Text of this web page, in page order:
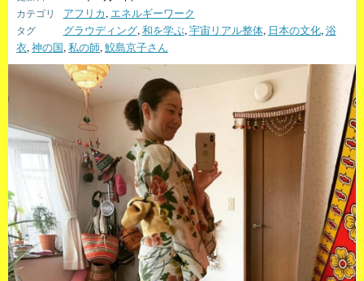
アフリカ, エネルギーワーク
グラウディング,和を学ぶ,宇宙リアル整体, 日本の文化,浴
衣,神の国,私の師,鮫島京子さん